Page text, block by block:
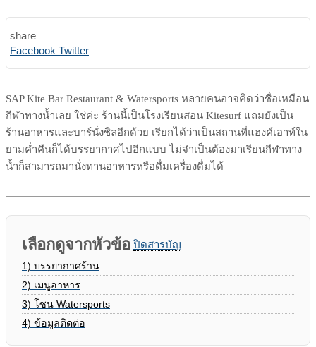
share
Facebook TwitterPrint
Share
SAP Kite Bar Restaurant & Watersports หลายคนอาจคิดว่าชื่อเหมือน
กีฬาทางน้ำเลย ใช่ค่ะ ร้านนี้เป็นโรงเรียนสอน Kitesurf แถมยังเป็น
ร้านอาหารและบาร์นั่งชิลอีกด้วย เรียกได้ว่าเป็นสถานที่แฮงค์เอาท์ใน
ยามค่ำคืนก็ได้บรรยากาศไปอีกแบบ ไม่จำเป็นต้องมาเรียนกีฬาทาง
น้ำก็สามารถมานั่งทานอาหารหรือดื่มเครื่องดื่มได้
เลือกดูจากหัวข้อ ปิดสารบัญ
1) บรรยากาศร้าน
2) เมนูอาหาร
3) โซน Watersports
4) ข้อมูลติดต่อ